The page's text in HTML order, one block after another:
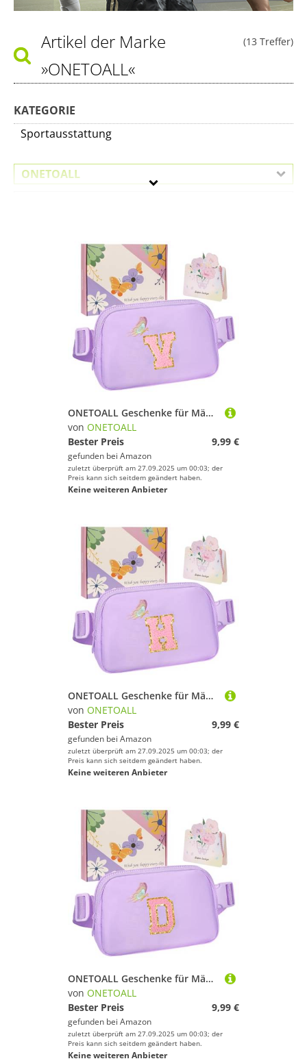
(13 Treffer)
Artikel der Marke
»ONETOALL«
KATEGORIE
Sportausstattung
ONETOALL
ONETOALL Geschenke für Mädchen 10 11 12 Jahre, Bauchtasche Kinder mit Buchstaben, Verstellbare Sling Bag Damen, Teenager Personalisierte Geschenkidee für Geburtstag Kindertag
von ONETOALL
Bester Preis
9,99 €
gefunden bei Amazon
zuletzt überprüft am 27.09.2025 um 00:03; der
Preis kann sich seitdem geändert haben.
Keine weiteren Anbieter
ONETOALL Geschenke für Mädchen 10 11 12 Jahre, Bauchtasche Kinder mit Buchstaben, Verstellbare Sling Bag Damen, Teenager Personalisierte Geschenkidee für Geburtstag Kindertag
von ONETOALL
Bester Preis
9,99 €
gefunden bei Amazon
zuletzt überprüft am 27.09.2025 um 00:03; der
Preis kann sich seitdem geändert haben.
Keine weiteren Anbieter
ONETOALL Geschenke für Mädchen 10 11 12 Jahre, Bauchtasche Kinder mit Buchstaben, Verstellbare Sling Bag Damen, Teenager Personalisierte Geschenkidee für Geburtstag Kindertag
von ONETOALL
Bester Preis
9,99 €
gefunden bei Amazon
zuletzt überprüft am 27.09.2025 um 00:03; der
Preis kann sich seitdem geändert haben.
Keine weiteren Anbieter